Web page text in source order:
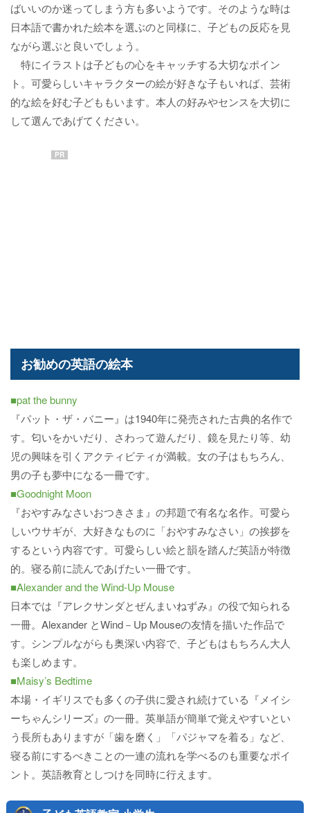
ばいいのか迷ってしまう方も多いようです。そのような時は
日本語で書かれた絵本を選ぶのと同様に、子どもの反応を見
ながら選ぶと良いでしょう。
特にイラストは子どもの心をキャッチする大切なポイン
ト。可愛らしいキャラクターの絵が好きな子もいれば、芸術
的な絵を好む子どももいます。本人の好みやセンスを大切に
して選んであげてください。
PR
お勧めの英語の絵本
■pat the bunny
『パット・ザ・バニー』は1940年に発売された古典的名作で
す。匂いをかいだり、さわって遊んだり、鏡を見たり等、幼
児の興味を引くアクティビティが満載。女の子はもちろん、
男の子も夢中になる一冊です。
■Goodnight Moon
『おやすみなさいおつきさま』の邦題で有名な名作。可愛ら
しいウサギが、大好きなものに「おやすみなさい」の挨拶を
するという内容です。可愛らしい絵と韻を踏んだ英語が特徴
的。寝る前に読んであげたい一冊です。
■Alexander and the Wind-Up Mouse
日本では『アレクサンダとぜんまいねずみ』の役で知られる
一冊。Alexander とWind－Up Mouseの友情を描いた作品で
す。シンプルながらも奥深い内容で、子どもはもちろん大人
も楽しめます。
■Maisy’s Bedtime
本場・イギリスでも多くの子供に愛され続けている『メイシ
ーちゃんシリーズ』の一冊。英単語が簡単で覚えやすいとい
う長所もありますが「歯を磨く」「パジャマを着る」など、
寝る前にするべきことの一連の流れを学べるのも重要なポイ
ント。英語教育としつけを同時に行えます。